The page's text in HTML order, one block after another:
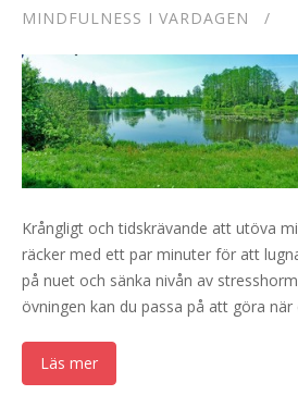
MINDFULNESS I VARDAGEN
Krångligt och tidskrävande att utöva
räcker med ett par minuter för att
på nuet och sänka nivån av
övningen kan du passa på att göra när
Läs mer